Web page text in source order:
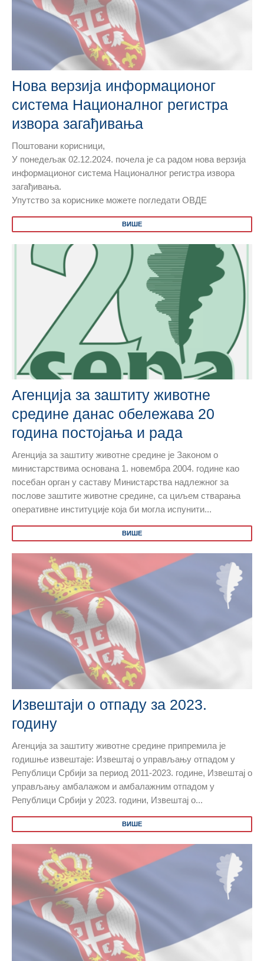
Нова верзија информационог
система Националног регистра
извора загађивања
Поштовани корисници,
У понедељак 02.12.2024. почела је са радом нова верзија
информационог система Националног регистра извора
загађивања.
Упутство за кориснике можете погледати ОВДЕ
ВИШЕ
Агенција за заштиту животне
средине данас обележава 20
година постојања и рада
Агенција за заштиту животне средине је Законом о
министарствима основана 1. новембра 2004. године као
посебан орган у саставу Министарства надлежног за
послове заштите животне средине, са циљем стварања
оперативне институције која би могла испунити...
ВИШЕ
Извештаји о отпаду за 2023.
годину
Агенција за заштиту животне средине припремила је
годишње извештаје: Извештај о управљању отпадом у
Републици Србији за период 2011-2023. године, Извештај о
управљању амбалажом и амбалажним отпадом у
Републици Србији у 2023. години, Извештај о...
ВИШЕ